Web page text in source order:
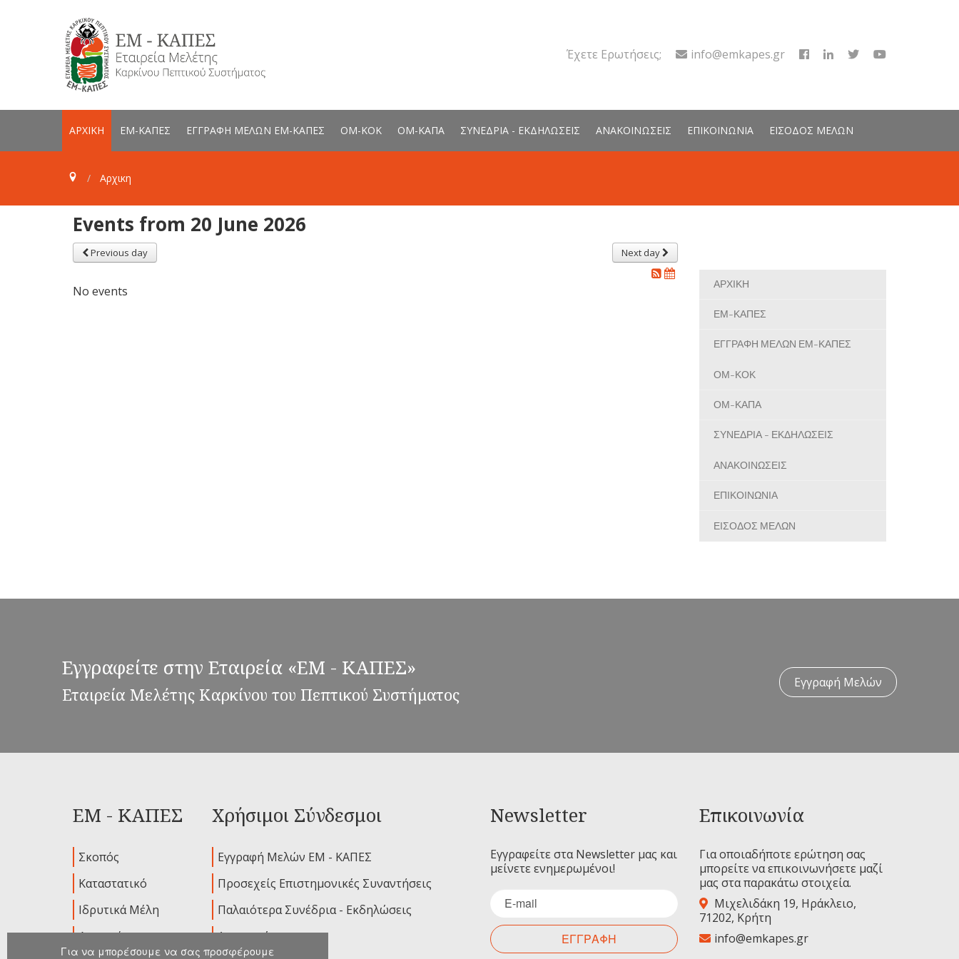
Έχετε Ερωτήσεις; info@emkapes.gr
ΑΡΧΙΚΗ ΕΜ-ΚΑΠΕΣ ΕΓΓΡΑΦΗ ΜΕΛΩΝ ΕΜ-ΚΑΠΕΣ ΟΜ-ΚΟΚ ΟΜ-ΚΑΠΑ ΣΥΝΕΔΡΙΑ - ΕΚΔΗΛΩΣΕΙΣ ΑΝΑΚΟΙΝΩΣΕΙΣ ΕΠΙΚΟΙΝΩΝΙΑ ΕΙΣΟΔΟΣ ΜΕΛΩΝ
Αρχικη
Events from 20 June 2026
Previous day Next day
No events ΑΡΧΙΚΗ
ΕΜ-ΚΑΠΕΣ
ΕΓΓΡΑΦΗ ΜΕΛΩΝ ΕΜ-ΚΑΠΕΣ
ΟΜ-ΚΟΚ
ΟΜ-ΚΑΠΑ
ΣΥΝΕΔΡΙΑ - ΕΚΔΗΛΩΣΕΙΣ
ΑΝΑΚΟΙΝΩΣΕΙΣ
ΕΠΙΚΟΙΝΩΝΙΑ
ΕΙΣΟΔΟΣ ΜΕΛΩΝ
Εγγραφείτε στην Εταιρεία «ΕΜ - ΚΑΠΕΣ»
Εταιρεία Μελέτης Καρκίνου του Πεπτικού Συστήματος
Εγγραφή Μελών
ΕΜ - ΚΑΠΕΣ
Σκοπός
Καταστατικό
Ιδρυτικά Μέλη
Διοικούσα
Επιτροπή
Χρήσιμοι Σύνδεσμοι
Εγγραφή Μελών ΕΜ - ΚΑΠΕΣ
Προσεχείς Επιστημονικές Συναντήσεις
Παλαιότερα Συνέδρια - Εκδηλώσεις
Ανακοινώσεις
Newsletter
Εγγραφείτε στα Newsletter μας και
μείνετε ενημερωμένοι!
ΕΓΓΡΑΦΗ
Επικοινωνία
Για οποιαδήποτε ερώτηση σας
μπορείτε να επικοινωνήσετε μαζί
μας στα παρακάτω στοιχεία.
Μιχελιδάκη 19, Ηράκλειο,
71202, Κρήτη
info@emkapes.gr
Για να μπορέσουμε να σας προσφέρουμε